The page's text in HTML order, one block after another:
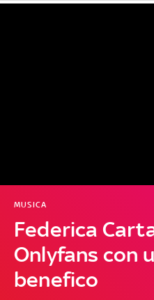
Federica
Onlyfans con
benefico
MUSICA